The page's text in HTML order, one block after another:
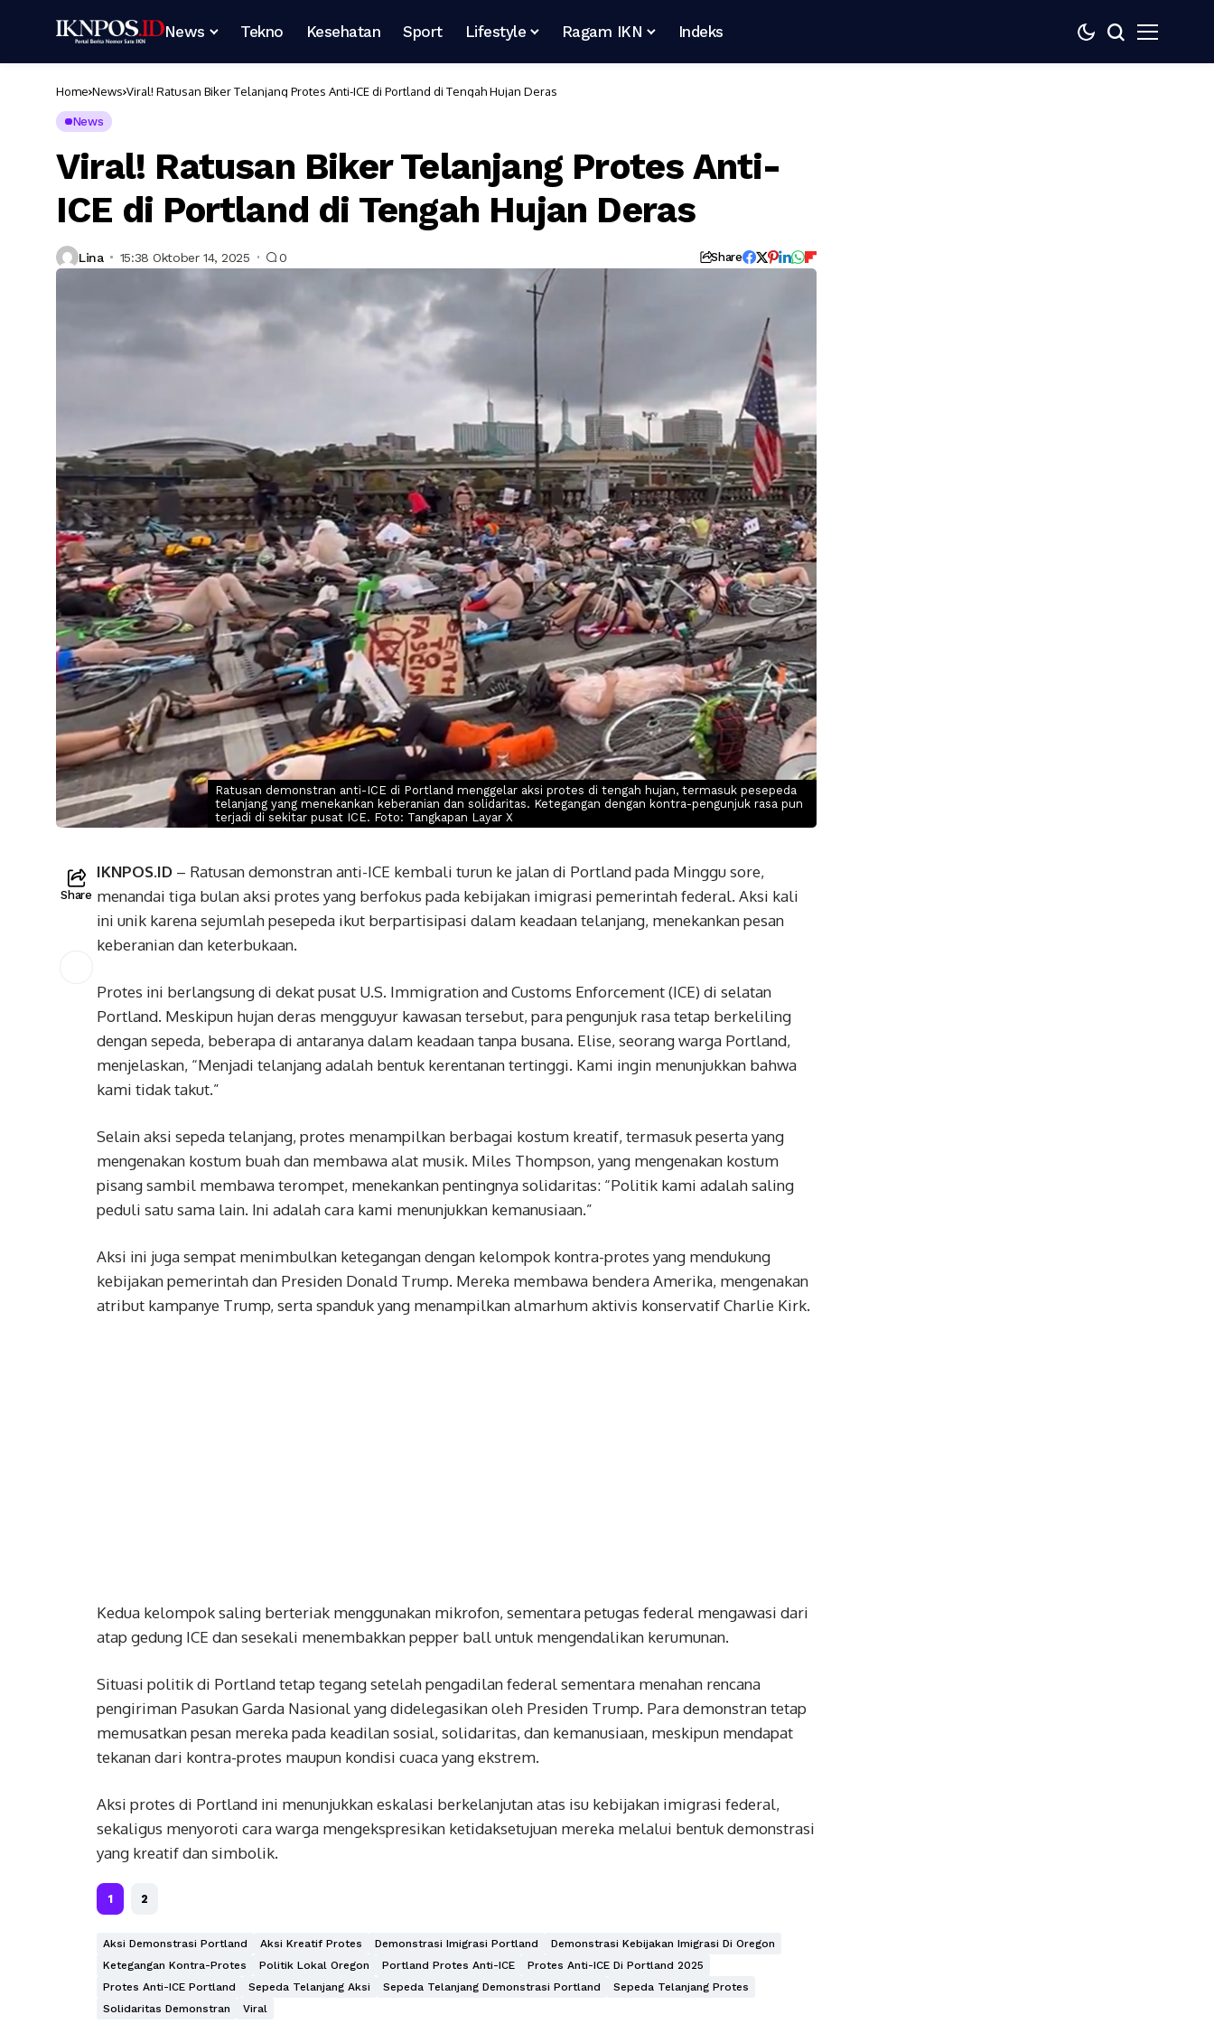
News Tekno Kesehatan Sport Lifestyle Ragam IKN Indeks
Home News Viral! Ratusan Biker Telanjang Protes Anti-ICE di Portland di Tengah Hujan Deras
News
Viral! Ratusan Biker Telanjang Protes Anti-
ICE di Portland di Tengah Hujan Deras
Lina 15:38 Oktober 14, 2025 0 Share
Ratusan demonstran anti-ICE di Portland menggelar aksi protes di tengah hujan, termasuk pesepeda
telanjang yang menekankan keberanian dan solidaritas. Ketegangan dengan kontra-pengunjuk rasa pun
terjadi di sekitar pusat ICE. Foto: Tangkapan Layar X
Share
IKNPOS.ID – Ratusan demonstran anti-ICE kembali turun ke jalan di Portland pada Minggu sore,
menandai tiga bulan aksi protes yang berfokus pada kebijakan imigrasi pemerintah federal. Aksi kali
ini unik karena sejumlah pesepeda ikut berpartisipasi dalam keadaan telanjang, menekankan pesan
keberanian dan keterbukaan.
Protes ini berlangsung di dekat pusat U.S. Immigration and Customs Enforcement (ICE) di selatan
Portland. Meskipun hujan deras mengguyur kawasan tersebut, para pengunjuk rasa tetap berkeliling
dengan sepeda, beberapa di antaranya dalam keadaan tanpa busana. Elise, seorang warga Portland,
menjelaskan, “Menjadi telanjang adalah bentuk kerentanan tertinggi. Kami ingin menunjukkan bahwa
kami tidak takut.”
Selain aksi sepeda telanjang, protes menampilkan berbagai kostum kreatif, termasuk peserta yang
mengenakan kostum buah dan membawa alat musik. Miles Thompson, yang mengenakan kostum
pisang sambil membawa terompet, menekankan pentingnya solidaritas: “Politik kami adalah saling
peduli satu sama lain. Ini adalah cara kami menunjukkan kemanusiaan.”
Aksi ini juga sempat menimbulkan ketegangan dengan kelompok kontra-protes yang mendukung
kebijakan pemerintah dan Presiden Donald Trump. Mereka membawa bendera Amerika, mengenakan
atribut kampanye Trump, serta spanduk yang menampilkan almarhum aktivis konservatif Charlie Kirk.
Kedua kelompok saling berteriak menggunakan mikrofon, sementara petugas federal mengawasi dari
atap gedung ICE dan sesekali menembakkan pepper ball untuk mengendalikan kerumunan.
Situasi politik di Portland tetap tegang setelah pengadilan federal sementara menahan rencana
pengiriman Pasukan Garda Nasional yang didelegasikan oleh Presiden Trump. Para demonstran tetap
memusatkan pesan mereka pada keadilan sosial, solidaritas, dan kemanusiaan, meskipun mendapat
tekanan dari kontra-protes maupun kondisi cuaca yang ekstrem.
Aksi protes di Portland ini menunjukkan eskalasi berkelanjutan atas isu kebijakan imigrasi federal,
sekaligus menyoroti cara warga mengekspresikan ketidaksetujuan mereka melalui bentuk demonstrasi
yang kreatif dan simbolik.
1 2
Aksi Demonstrasi Portland Aksi Kreatif Protes Demonstrasi Imigrasi Portland
Demonstrasi Kebijakan Imigrasi Di Oregon
Ketegangan Kontra-Protes
Politik Lokal Oregon Portland Protes Anti-ICE
Protes Anti-ICE Di Portland 2025
Protes Anti-ICE Portland
Sepeda Telanjang Aksi Sepeda Telanjang Demonstrasi Portland
Sepeda Telanjang Protes
Solidaritas Demonstran
Viral